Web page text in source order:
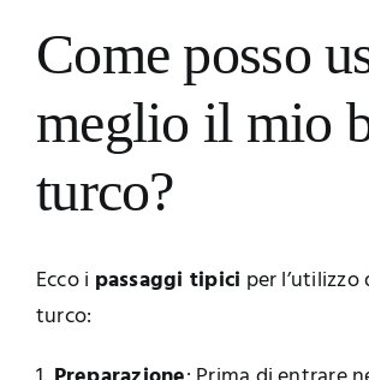
Partnership
Contatti
CONFIGURA PREVENTIVO
Come posso
meglio il mio
turco?
Ecco i passaggi tipici per
turco: